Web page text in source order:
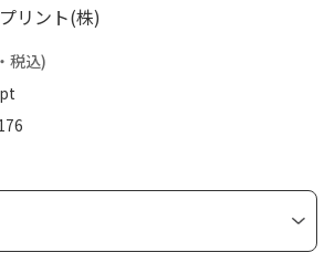
リント(株)
税込)